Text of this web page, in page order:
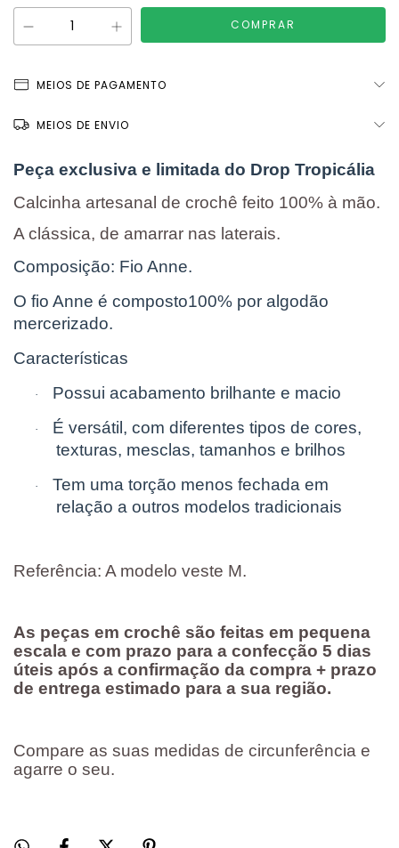
MEIOS DE PAGAMENTO
MEIOS DE ENVIO
Peça exclusiva e limitada do Drop Tropicália
Calcinha artesanal de crochê feito 100% à mão.
A clássica, de amarrar nas laterais.
Composição: Fio Anne.
O fio Anne é composto100% por algodão
mercerizado.
Características
· Possui acabamento brilhante e macio
·
É versátil, com diferentes tipos de cores,
texturas, mesclas, tamanhos e brilhos
·
Tem uma torção menos fechada em
relação a outros modelos tradicionais
Referência: A modelo veste M.
As peças em crochê são feitas em pequena
escala e com prazo para a confecção 5 dias
úteis após a confirmação da compra + prazo
de entrega estimado para a sua região.
Compare as suas medidas de circunferência e
agarre o seu.